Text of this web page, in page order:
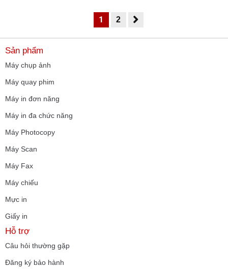
1 2
Sản phẩm
Máy chụp ảnh
Máy quay phim
Máy in đơn năng
Máy in đa chức năng
Máy Photocopy
Máy Scan
Máy Fax
Máy chiếu
Mực in
Giấy in
Hỗ trợ
Câu hỏi thường gặp
Đăng ký bảo hành